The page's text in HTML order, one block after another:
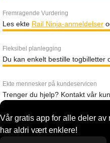
Fremragende Vurdering
Les ekte Rail Ninja-anmeldelser
Fleksibel planlegging
Du kan enkelt bestille togbilletter
Ekte mennesker på kundeservicen
Trenger du hjelp? Kontakt vår
Vår gratis app for alle deler
har aldri vært enklere!